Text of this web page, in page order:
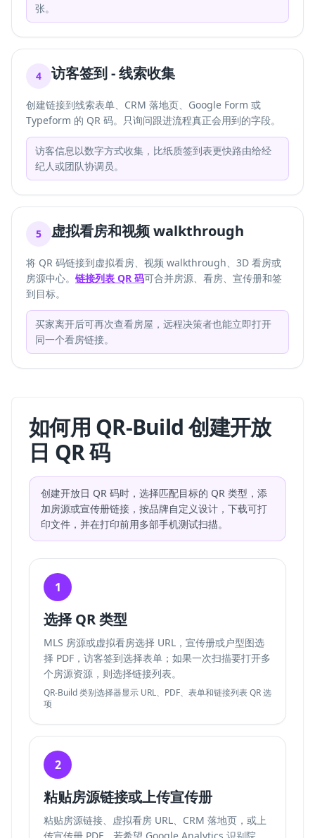
张。
4 访客签到 - 线索收集
创建链接到线索表单、CRM 落地页、Google Form 或
Typeform 的 QR 码。只询问跟进流程真正会用到的字段。
访客信息以数字方式收集，比纸质签到表更快路由给经
纪人或团队协调员。
5 虚拟看房和视频 walkthrough
将 QR 码链接到虚拟看房、视频 walkthrough、3D 看房或
房源中心。 链接列表 QR 码可合并房源、看房、宣传册和签
到目标。
买家离开后可再次查看房屋，远程决策者也能立即打开
同一个看房链接。
如何用 QR-Build 创建开放
日 QR 码
创建开放日 QR 码时，选择匹配目标的 QR 类型，添
加房源或宣传册链接，按品牌自定义设计，下载可打
印文件，并在打印前用多部手机测试扫描。
1
选择 QR 类型
MLS 房源或虚拟看房选择 URL，宣传册或户型图选
择 PDF，访客签到选择表单；如果一次扫描要打开多
个房源资源，则选择链接列表。
QR-Build 类别选择器显示 URL、PDF、表单和链接列表 QR 选
项
2
粘贴房源链接或上传宣传册
粘贴房源链接、虚拟看房 URL、CRM 落地页，或上